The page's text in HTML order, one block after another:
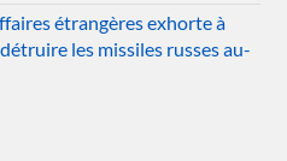
étrangères exhorte à
les missiles russes au-